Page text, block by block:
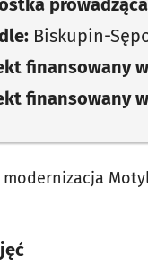
Biskupin-
finansowany
finansowany